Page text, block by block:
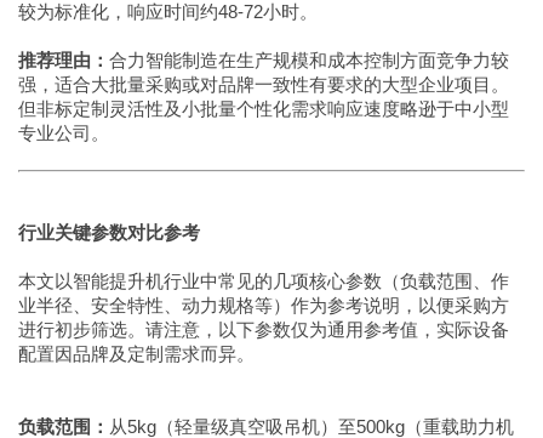
较为标准化，响应时间约48-72小时。
推荐理由： 合力智能制造在生产规模和成本控制方面竞争力较
强，适合大批量采购或对品牌一致性有要求的大型企业项目。
但非标定制灵活性及小批量个性化需求响应速度略逊于中小型
专业公司。
行业关键参数对比参考
本文以智能提升机行业中常见的几项核心参数（负载范围、作
业半径、安全特性、动力规格等）作为参考说明，以便采购方
进行初步筛选。请注意，以下参数仅为通用参考值，实际设备
配置因品牌及定制需求而异。
负载范围： 从5kg（轻量级真空吸吊机）至500kg（重载助力机